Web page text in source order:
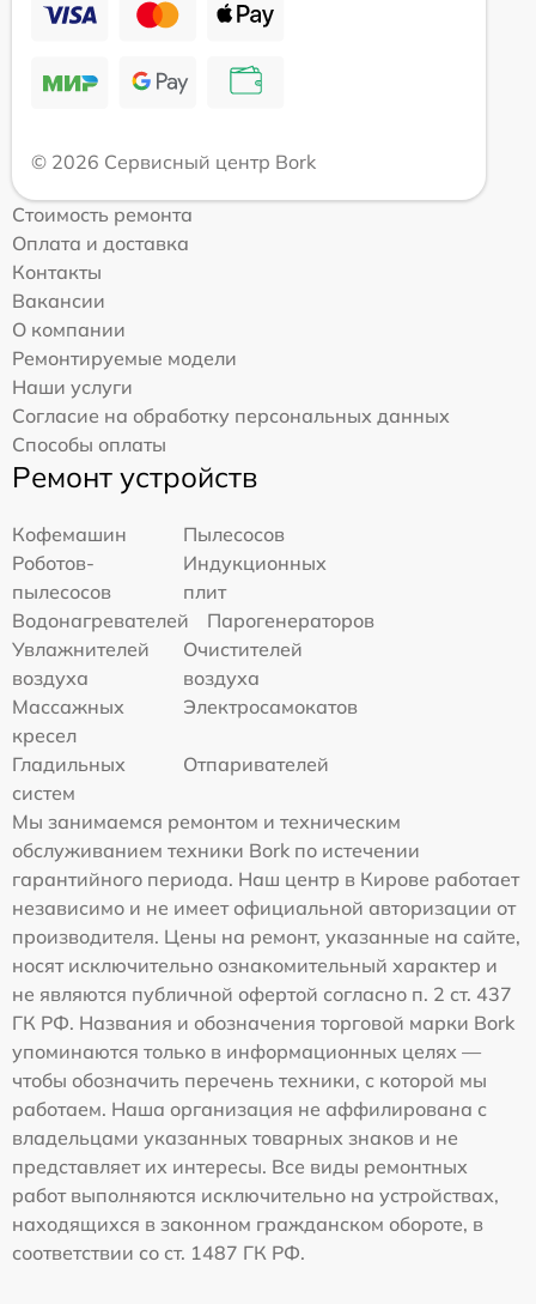
© 2026 Сервисный центр Bork
Стоимость ремонта
Оплата и доставка
Контакты
Вакансии
О компании
Ремонтируемые модели
Наши услуги
Согласие на обработку персональных данных
Способы оплаты
Ремонт устройств
Кофемашин
Пылесосов
Роботов-
пылесосов
Индукционных
плит
Водонагревателей
Парогенераторов
Увлажнителей
воздуха
Очистителей
воздуха
Массажных
кресел
Электросамокатов
Гладильных
систем
Отпаривателей
Мы занимаемся ремонтом и техническим
обслуживанием техники Bork по истечении
гарантийного периода. Наш центр в Кирове работает
независимо и не имеет официальной авторизации от
производителя. Цены на ремонт, указанные на сайте,
носят исключительно ознакомительный характер и
не являются публичной офертой согласно п. 2 ст. 437
ГК РФ. Названия и обозначения торговой марки Bork
упоминаются только в информационных целях —
чтобы обозначить перечень техники, с которой мы
работаем. Наша организация не аффилирована с
владельцами указанных товарных знаков и не
представляет их интересы. Все виды ремонтных
работ выполняются исключительно на устройствах,
находящихся в законном гражданском обороте, в
соответствии со ст. 1487 ГК РФ.